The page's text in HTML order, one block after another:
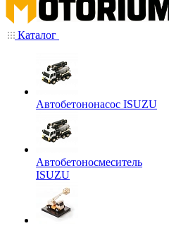
Каталог
Автобетононасос ISUZU
Автобетоносмеситель
ISUZU